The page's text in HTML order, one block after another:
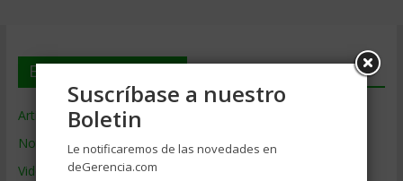
En deGerencia.com
Artículos de Gerencia
Noticias de Gerencia
Videos de Gerencia
Suscríbase a nuestro
Boletin
Le notificaremos de las novedades en
deGerencia.com